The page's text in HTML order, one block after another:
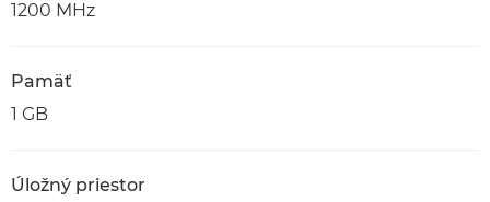
1200 MHz
Pamäť
1 GB
Úložný priestor